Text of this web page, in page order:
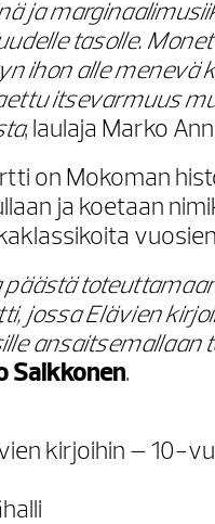
ja
tasolle.
ihon alle menevä
itsevarmuus
, laulaja Marko
on Mokoman
ja koetaan
päästä
jossa Elävien
ansaitsemallaan
Saikkonen.
kirjoihin – 10-